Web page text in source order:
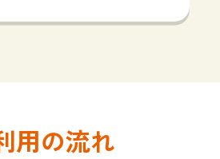
用の流れ